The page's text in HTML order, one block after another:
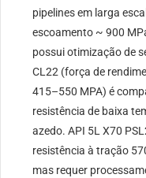
pipelines em larga
escoamento ~ 900
possui otimização de
CL22 (força de
415–550 MPA) é
resistência de baixa
azedo. API 5L X70
resistência à tração
mas requer